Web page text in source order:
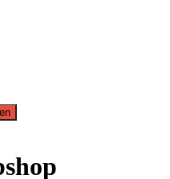
und Tipps